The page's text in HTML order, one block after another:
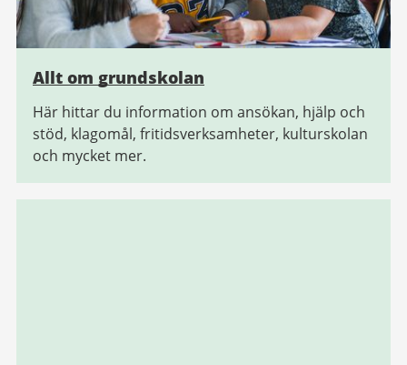
Allt om grundskolan
Här hittar du information om ansökan, hjälp och
stöd, klagomål, fritidsverksamheter, kulturskolan
och mycket mer.